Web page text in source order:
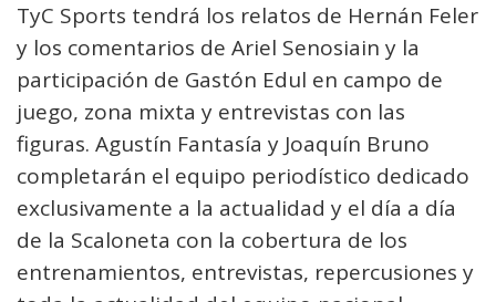
TyC Sports tendrá los relatos de Hernán Feler
y los comentarios de Ariel Senosiain y la
participación de Gastón Edul en campo de
juego, zona mixta y entrevistas con las
figuras. Agustín Fantasía y Joaquín Bruno
completarán el equipo periodístico dedicado
exclusivamente a la actualidad y el día a día
de la Scaloneta con la cobertura de los
entrenamientos, entrevistas, repercusiones y